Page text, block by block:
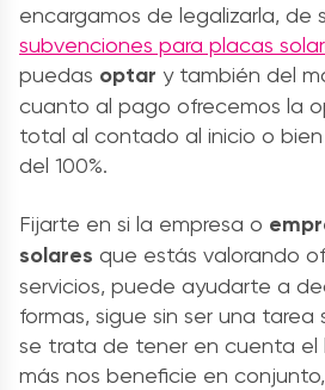
encargamos de legalizarla, de
subvenciones para placas
puedas optar y también del
cuanto al pago ofrecemos la
total al contado al inicio o
del 100%.
Fijarte en si la empresa o
solares que estás valorando
servicios, puede ayudarte a
formas, sigue sin ser una tarea
se trata de tener en cuenta el
más nos beneficie en